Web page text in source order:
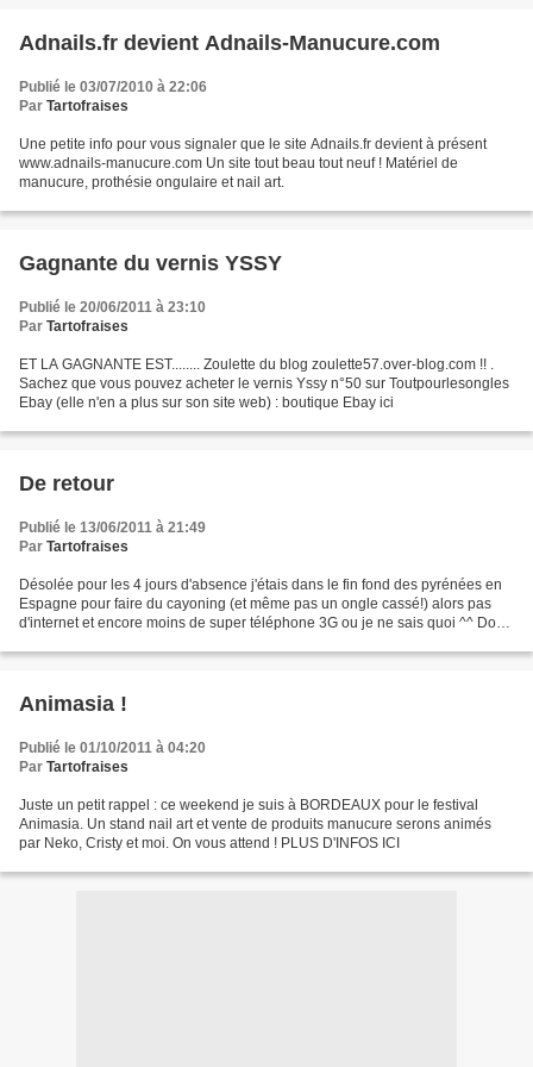
Adnails.fr devient Adnails-Manucure.com
Publié le 03/07/2010 à 22:06
Par Tartofraises
Une petite info pour vous signaler que le site Adnails.fr devient à présent
www.adnails-manucure.com Un site tout beau tout neuf ! Matériel de
manucure, prothésie ongulaire et nail art.
Gagnante du vernis YSSY
Publié le 20/06/2011 à 23:10
Par Tartofraises
ET LA GAGNANTE EST........ Zoulette du blog zoulette57.over-blog.com !! .
Sachez que vous pouvez acheter le vernis Yssy n°50 sur Toutpourlesongles
Ebay (elle n'en a plus sur son site web) : boutique Ebay ici
De retour
Publié le 13/06/2011 à 21:49
Par Tartofraises
Désolée pour les 4 jours d'absence j'étais dans le fin fond des pyrénées en
Espagne pour faire du cayoning (et même pas un ongle cassé!) alors pas
d'internet et encore moins de super téléphone 3G ou je ne sais quoi ^^ Donc
Animasia !
Publié le 01/10/2011 à 04:20
Par Tartofraises
Juste un petit rappel : ce weekend je suis à BORDEAUX pour le festival
Animasia. Un stand nail art et vente de produits manucure serons animés
par Neko, Cristy et moi. On vous attend ! PLUS D'INFOS ICI